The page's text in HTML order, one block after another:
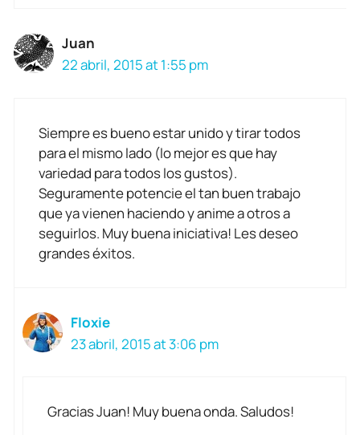
Juan
22 abril, 2015 at 1:55 pm
Siempre es bueno estar unido y tirar todos
para el mismo lado (lo mejor es que hay
variedad para todos los gustos).
Seguramente potencie el tan buen trabajo
que ya vienen haciendo y anime a otros a
seguirlos. Muy buena iniciativa! Les deseo
grandes éxitos.
Floxie
23 abril, 2015 at 3:06 pm
Gracias Juan! Muy buena onda. Saludos!